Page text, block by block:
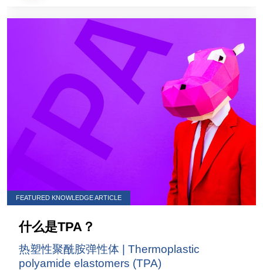
FEATURED KNOWLEDGE ARTICLE
什么是TPA？
热塑性聚酰胺弹性体 | Thermoplastic
polyamide elastomers (TPA)